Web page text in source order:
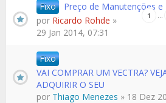
Fixo Preço de Manutenções e
1 …
por Ricardo Rohde »
29 Jan 2014, 07:31
Fixo
VAI COMPRAR UM VECTRA?
ADQUIRIR O SEU
por Thiago Menezes » 18 Dez